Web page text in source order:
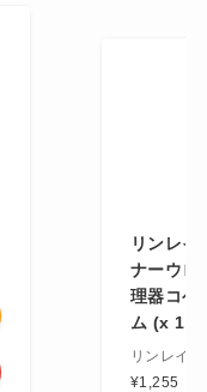
リンレイ
ナーウロ
理器コゲ
ム (x 1)
リンレイ
¥1,255